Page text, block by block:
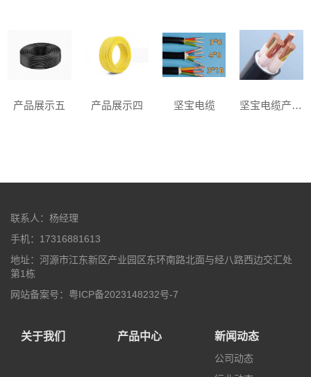
产品展示五 产品展示四 坚宝电缆 坚宝电缆产品展示
联系人：杨经理
手机：17316881613
地址：河源市江东新区产业园区东环南路北面与经八路西边交汇处
第1栋
网站备案号：粤ICP备2023148232号-7
关于我们 产品中心 新闻动态
公司动态